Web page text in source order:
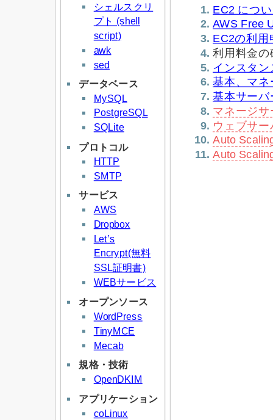
シェルスクリ
プト (shell
script)
awk
sed
データベース
MySQL
PostgreSQL
SQLite
プロトコル
HTTP
SMTP
サービス
AWS
Dropbox
Let’s
Encrypt(無料
SSL証明書)
WEBサービス
オープンソース
WordPress
TinyMCE
Mecab
規格・技術
OpenDKIM
アプリケーション
coLinux
EC2 につ
AWS Free
EC2の利用
利用料金の
インスタ
基本、マ
基本サー
マネージ
ウェブサ
Auto
Auto